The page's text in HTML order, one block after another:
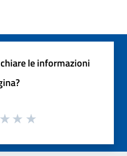
le informazioni